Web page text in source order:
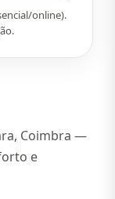
online).
Coimbra —
e